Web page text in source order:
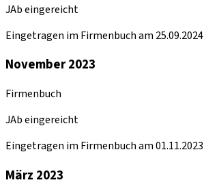
JAb eingereicht
Eingetragen im Firmenbuch am 25.09.2024
November 2023
Firmenbuch
JAb eingereicht
Eingetragen im Firmenbuch am 01.11.2023
März 2023